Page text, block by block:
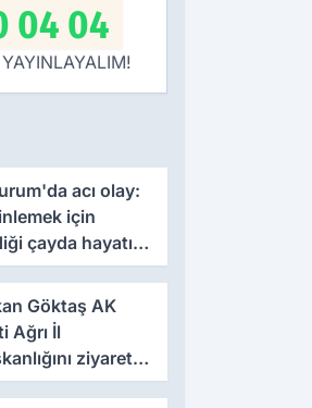
04 04
acı olay:
için
çayda hayatını
Göktaş AK
Ağrı İl
ziyaret